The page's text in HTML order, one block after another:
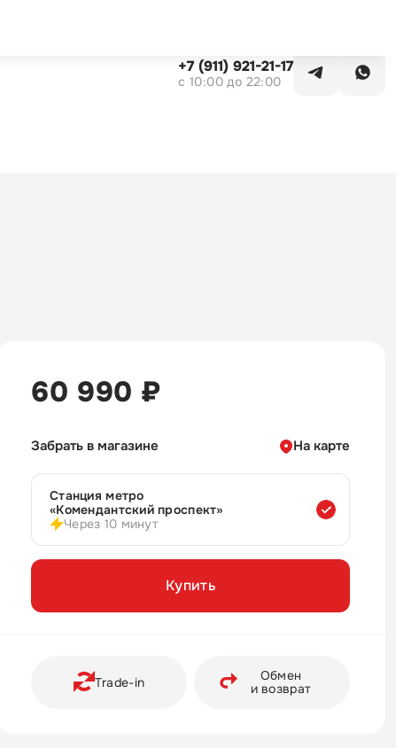
+7 (911) 921-21-17
c 10:00 до 22:00
60 990 ₽
Забрать в магазине На карте
Станция метро
«Комендантский проспект»
Через 10 минут
Купить
Trade-in
Обмен
и возврат